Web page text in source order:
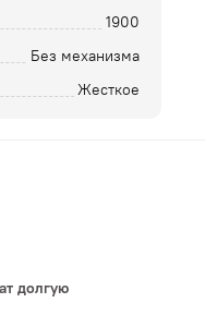
1900
Без механизма
Жесткое
долгую